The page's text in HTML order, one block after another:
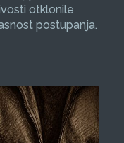
otklonile
postupanja.